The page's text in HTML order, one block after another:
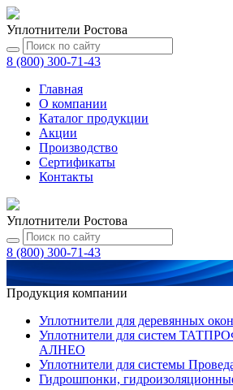
Уплотнители Ростова
8 (800) 300-71-43
Главная
О компании
Каталог продукции
Акции
Производство
Сертификаты
Контакты
Уплотнители Ростова
8 (800) 300-71-43
Продукция компании
Уплотнители для деревянных
Уплотнители для систем
АЛНЕО
Уплотнители для системы
Гидрошпонки,